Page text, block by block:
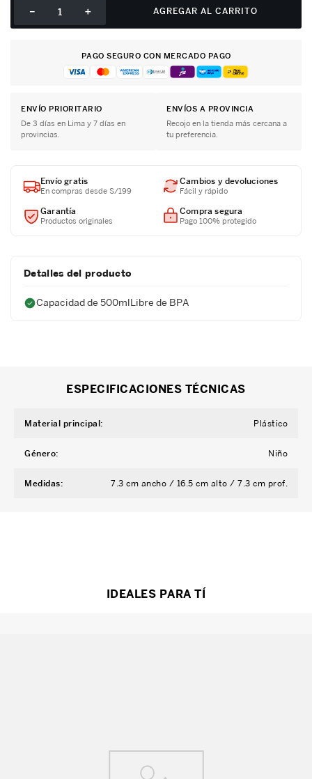
＋
－ AGREGAR AL CARRITO
PAGO SEGURO CON MERCADO PAGO
ENVÍO PRIORITARIO
De 3 días en Lima y 7 días en
provincias.
ENVÍOS A PROVINCIA
Recojo en la tienda más cercana a
tu preferencia.
Envío gratis
En compras desde S/199
Cambios y devoluciones
Fácil y rápido
Garantía
Productos originales
Compra segura
Pago 100% protegido
Detalles del producto
Capacidad de 500mlLibre de BPA
ESPECIFICACIONES TÉCNICAS
Material principal: Plástico
Género: Niño
Medidas: 7.3 cm ancho / 16.5 cm alto / 7.3 cm prof.
IDEALES PARA TÍ